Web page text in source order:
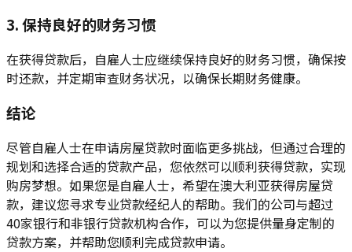
3. 保持良好的财务习惯
在获得贷款后，自雇人士应继续保持良好的财务习惯，确保按
时还款，并定期审查财务状况，以确保长期财务健康。
结论
尽管自雇人士在申请房屋贷款时面临更多挑战，但通过合理的
规划和选择合适的贷款产品，您依然可以顺利获得贷款，实现
购房梦想。如果您是自雇人士，希望在澳大利亚获得房屋贷
款，建议您寻求专业贷款经纪人的帮助。我们的公司与超过
40家银行和非银行贷款机构合作，可以为您提供量身定制的
贷款方案，并帮助您顺利完成贷款申请。